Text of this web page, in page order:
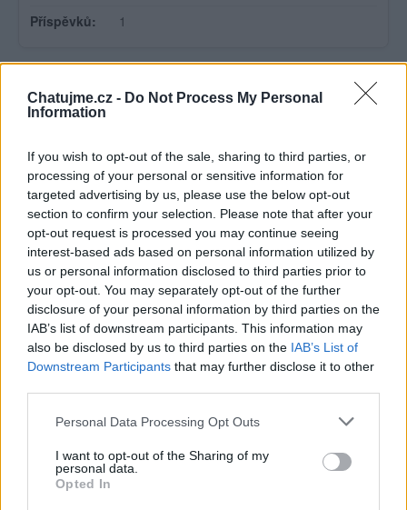
Chatujme.cz - Do Not Process My Personal
Information
If you wish to opt-out of the sale, sharing to third parties, or
processing of your personal or sensitive information for
targeted advertising by us, please use the below opt-out
section to confirm your selection. Please note that after your
opt-out request is processed you may continue seeing
interest-based ads based on personal information utilized by
us or personal information disclosed to third parties prior to
your opt-out. You may separately opt-out of the further
disclosure of your personal information by third parties on the
IAB’s list of downstream participants. This information may
also be disclosed by us to third parties on the IAB’s List of
Downstream Participants that may further disclose it to other
Personal Data Processing Opt Outs
I want to opt-out of the Sharing of my
personal data.
Opted In
Příspěvků:
1
PŘEDMĚT DISKUZE:
Ahoj.jak mám merit teplotu miminku?
Od nejstarších Strom Reset
Menší
Větší
Příspěvek # Jít
Monicurka123